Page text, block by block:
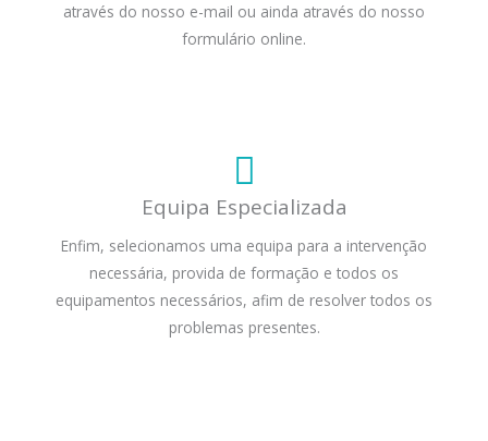
através do nosso e-mail ou ainda através do nosso
formulário online.
Equipa Especializada
Enfim, selecionamos uma equipa para a intervenção
necessária, provida de formação e todos os
equipamentos necessários, afim de resolver todos os
problemas presentes.